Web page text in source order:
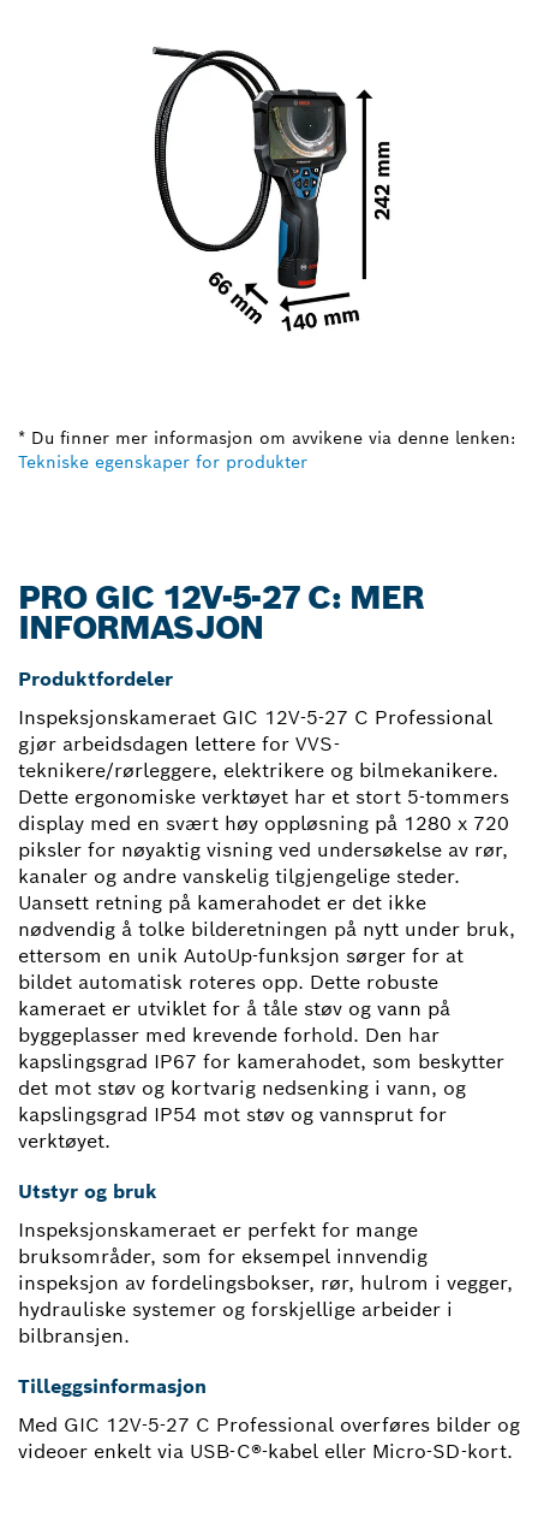
* Du finner mer informasjon om avvikene via denne lenken:
Tekniske egenskaper for produkter
PRO GIC 12V-5-27 C: MER
INFORMASJON
Produktfordeler
Inspeksjonskameraet GIC 12V-5-27 C Professional
gjør arbeidsdagen lettere for VVS-
teknikere/rørleggere, elektrikere og bilmekanikere.
Dette ergonomiske verktøyet har et stort 5-tommers
display med en svært høy oppløsning på 1280 x 720
piksler for nøyaktig visning ved undersøkelse av rør,
kanaler og andre vanskelig tilgjengelige steder.
Uansett retning på kamerahodet er det ikke
nødvendig å tolke bilderetningen på nytt under bruk,
ettersom en unik AutoUp-funksjon sørger for at
bildet automatisk roteres opp. Dette robuste
kameraet er utviklet for å tåle støv og vann på
byggeplasser med krevende forhold. Den har
kapslingsgrad IP67 for kamerahodet, som beskytter
det mot støv og kortvarig nedsenking i vann, og
kapslingsgrad IP54 mot støv og vannsprut for
verktøyet.
Utstyr og bruk
Inspeksjonskameraet er perfekt for mange
bruksområder, som for eksempel innvendig
inspeksjon av fordelingsbokser, rør, hulrom i vegger,
hydrauliske systemer og forskjellige arbeider i
bilbransjen.
Tilleggsinformasjon
Med GIC 12V-5-27 C Professional overføres bilder og
videoer enkelt via USB-C®-kabel eller Micro-SD-kort.